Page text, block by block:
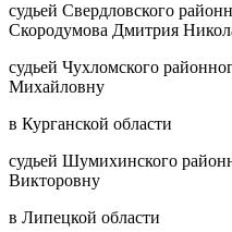
судьей Свердловского
Скородумова Дмитрия
судьей Чухломского
Михайловну
в Курганской области
судьей Шумихинского
Викторовну
в Липецкой области